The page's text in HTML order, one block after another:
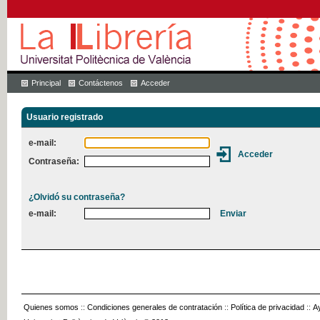
Principal Contáctenos Acceder
Usuario registrado
e-mail:
Contraseña:
¿Olvidó su contraseña?
e-mail:
Quienes somos :: Condiciones generales de contratación :: Política de privacidad ::